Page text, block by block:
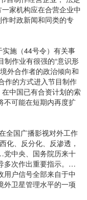
家机构应在合营企业中
时政新闻和同类的专
施（44号令）有关事
制作业有很强的“意识形
外合作者的政治倾向和
作的方式进入节目制作
中国已有合资计划的索
不可能在短期内再度扩
全国广播影视对外工作
化、反分化、反渗透，
中央、国务院历来十
多次作出重要指示。…
用户信号全部来自于中
外卫星管理水平的一项